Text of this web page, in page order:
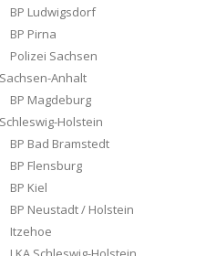
BP Ludwigsdorf
BP Pirna
Polizei Sachsen
Anhalt
BP Magdeburg
Holstein
BP Bad Bramstedt
BP Flensburg
BP Kiel
BP Neustadt / Holstein
Itzehoe